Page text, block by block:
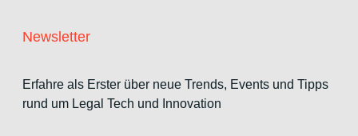
Newsletter
Erfahre als Erster über neue Trends, Events und Tipps
rund um Legal Tech und Innovation